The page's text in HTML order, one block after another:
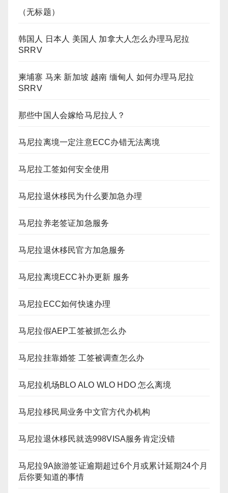
（无标题）
韩国人 日本人 美国人 加拿大人怎么办理马尼拉
SRRV
柬埔寨 马来 新加坡 越南 缅甸人 如何办理马尼拉
SRRV
那些中国人会嫁给马尼拉人？
马尼拉离境一定注意ECC办错无法离境
马尼拉工签如何安全使用
马尼拉退休移民为什么要加急办理
马尼拉养老签证加急服务
马尼拉退休移民官方加急服务
马尼拉离境ECC补办更新 服务
马尼拉ECC如何快速办理
马尼拉假AEP工签被抓怎么办
马尼拉挂靠婚签 工签被调查怎么办
马尼拉机场BLO ALO WLO HDO 怎么离境
马尼拉移民局业务中文官方代办机构
马尼拉退休移民就选998VISA服务肯定没错
马尼拉9A旅游签证逾期超过6个月或累计延期24个月
后你要知道的事情